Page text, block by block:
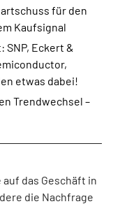
für den
Kaufsignal
Eckert &
etwas dabei!
Trendwechsel –
das Geschäft in
die Nachfrage